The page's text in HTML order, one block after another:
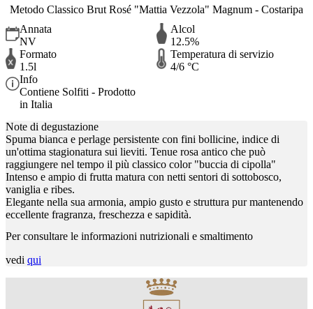
Metodo Classico Brut Rosé "Mattia Vezzola" Magnum - Costaripa
Annata
NV
Alcol
12.5%
Formato
1.5l
Temperatura di servizio
4/6 °C
Info
Contiene Solfiti - Prodotto
in Italia
Note di degustazione
Spuma bianca e perlage persistente con fini bollicine, indice di
un'ottima stagionatura sui lieviti. Tenue rosa antico che può
raggiungere nel tempo il più classico color "buccia di cipolla"
Intenso e ampio di frutta matura con netti sentori di sottobosco,
vaniglia e ribes.
Elegante nella sua armonia, ampio gusto e struttura pur mantenendo
eccellente fragranza, freschezza e sapidità.
Per consultare le informazioni nutrizionali e smaltimento
vedi qui